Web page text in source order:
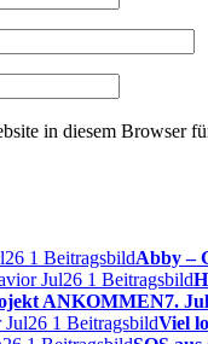
in diesem Browser
Abby –
ANKOMMEN7.
Viel